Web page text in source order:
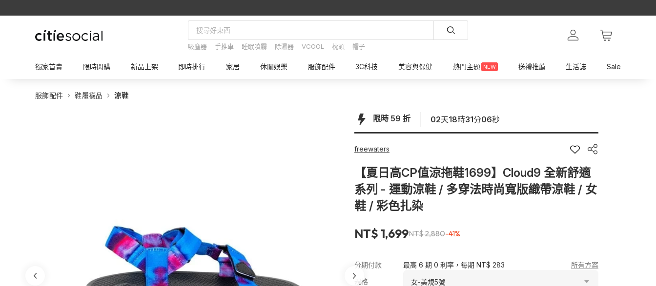
吸塵器 手推車 睡眠噴霧 除濕器 VCOOL 枕頭 帽子
獨家首賣 限時閃購 新品上架 即時排行 家居 休閒娛樂 服飾配件 3C科技 美容與保健 熱門主題 NEW 送禮推薦 生活誌 Sale
服飾配件 鞋履襪品 涼鞋
限時 59 折 02天18時31分03秒
freewaters
【夏日高CP值涼拖鞋1699】Cloud9 全新舒適
系列 - 運動涼鞋 / 多穿法時尚寬版織帶涼鞋 / 女
鞋 / 彩色扎染
NT$ 1,699NT$ 2,880-41%
分期付款 最高 6 期 0 利率，每期 NT$ 283
所有方案
規格